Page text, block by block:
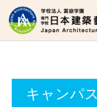
を
キャンパ